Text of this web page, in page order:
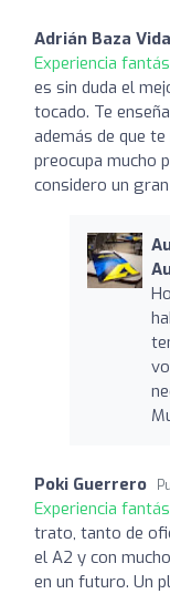
Adrián Baza
Experiencia
es sin duda el
tocado. Te
además de que
preocupa mucho
considero un
Poki Guerrero
Experiencia
trato, tanto de
el A2 y con
en un futuro. Un